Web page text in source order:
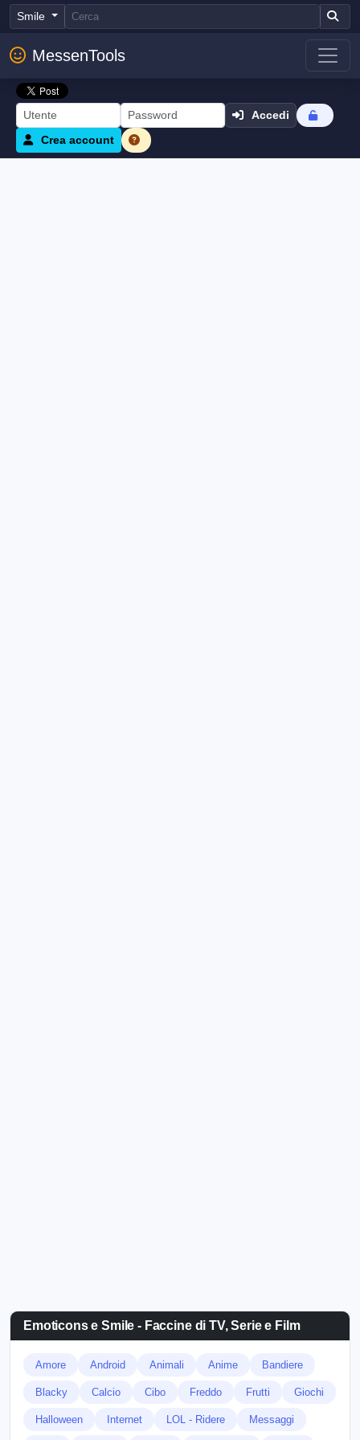
Smile
MessenTools
Accedi
Crea account
Emoticons e Smile - Faccine di TV, Serie e Film
Amore Android Animali Anime Bandiere
Blacky Calcio Cibo Freddo Frutti Giochi
Halloween Internet LOL - Ridere Messaggi